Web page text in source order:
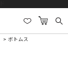
ボトムス